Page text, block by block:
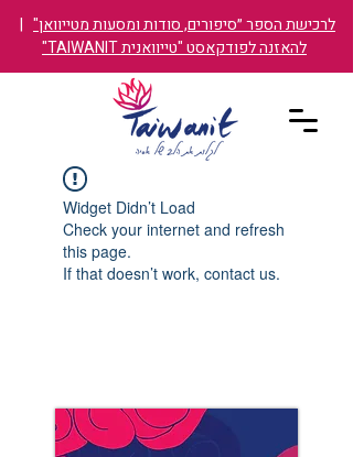
לרכישת הספר ״סיפורים, סודות ומסעות מטייוואן" |
להאזנה לפודקאסט "טייוואנית TAIWANIT"
Widget Didn’t Load
Check your internet and refresh
this page.
If that doesn’t work, contact us.